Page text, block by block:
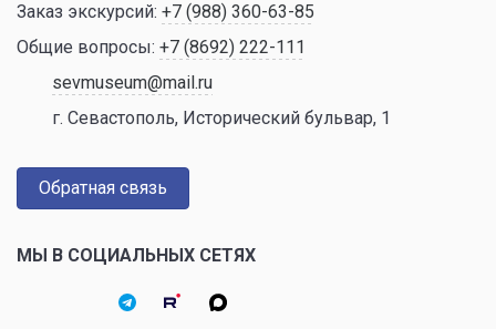
Заказ экскурсий: +7 (988) 360-63-85
Общие вопросы: +7 (8692) 222-111
sevmuseum@mail.ru
г. Севастополь, Исторический бульвар, 1
Обратная связь
МЫ В СОЦИАЛЬНЫХ СЕТЯХ